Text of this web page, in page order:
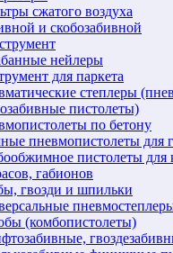
сжатого воздуха
и скобозабивной
нейлеры
для паркета
степлеры
пистолеты)
по бетону
пневмопистолеты для
пистолеты для
габионов
гвозди и шпильки
(комбопистолеты)